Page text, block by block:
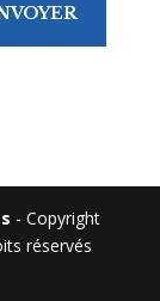
- Copyright
réservés